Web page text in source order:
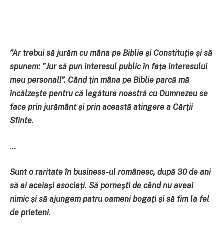
”Ar trebui să jurăm cu mâna pe Biblie și Constituție și să
spunem: ”Jur să pun interesul public în fața interesului
meu personal!”. Când țin mâna pe Biblie parcă mă
încălzește pentru că legătura noastră cu Dumnezeu se
face prin jurământ și prin această atingere a Cărții
Sfinte.
…
Sunt o raritate în business-ul românesc, după 30 de ani
să ai aceiași asociați. Să pornești de când nu aveai
nimic și să ajungem patru oameni bogați și să fim la fel
de prieteni.